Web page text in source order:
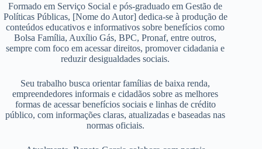
Formado em Serviço Social e pós-graduado em Gestão de
Políticas Públicas, [Nome do Autor] dedica-se à produção de
conteúdos educativos e informativos sobre benefícios como
Bolsa Família, Auxílio Gás, BPC, Pronaf, entre outros,
sempre com foco em acessar direitos, promover cidadania e
reduzir desigualdades sociais.
Seu trabalho busca orientar famílias de baixa renda,
empreendedores informais e cidadãos sobre as melhores
formas de acessar benefícios sociais e linhas de crédito
público, com informações claras, atualizadas e baseadas nas
normas oficiais.